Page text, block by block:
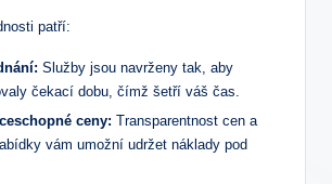
patří:
Služby jsou navrženy ⁤tak, aby
čekací dobu, čímž šetří váš ​čas.
ceny: Transparentnost cen ⁣a
vám umožní udržet náklady ‌pod​